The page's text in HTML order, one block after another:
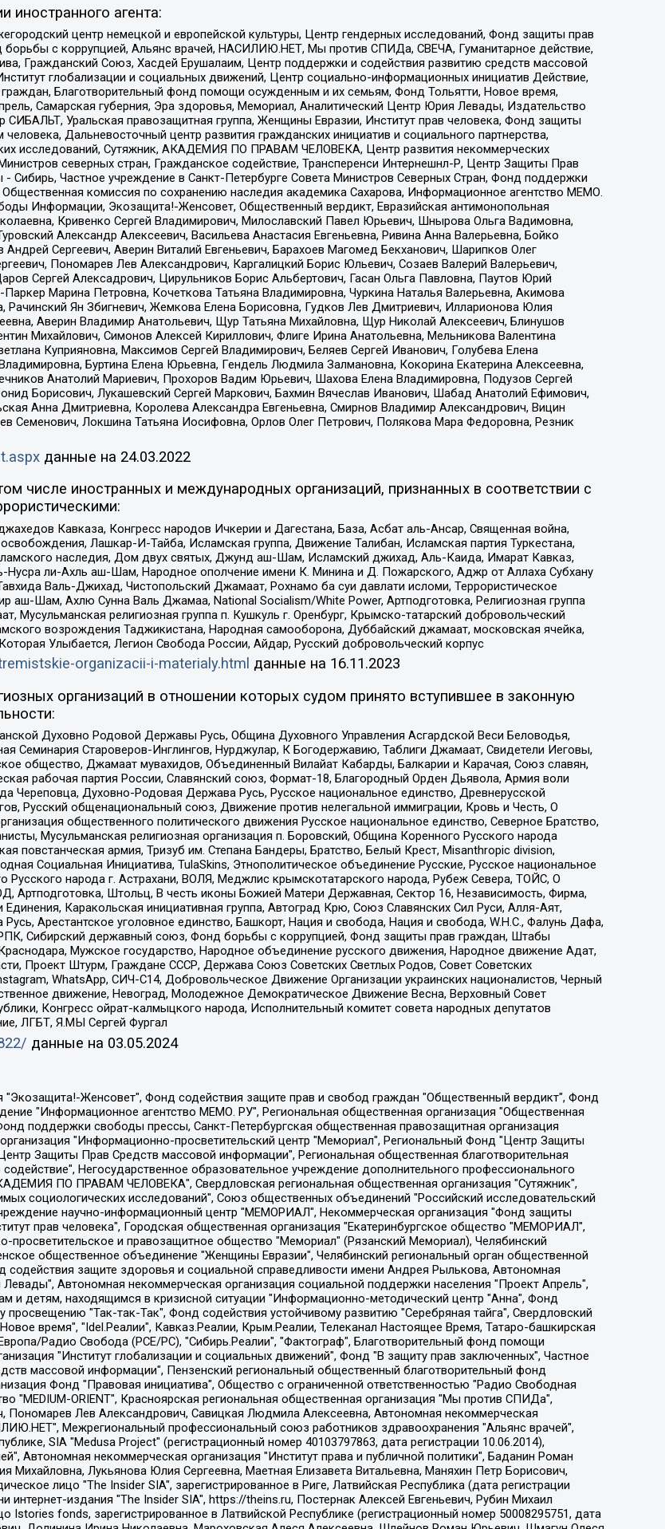
агента:
центр немецкой и европейской культуры, Центр гендерных исследований, Фонд защиты прав
борьбы с коррупцией, Альянс врачей, НАСИЛИЮ.НЕТ, Мы против СПИДа, СВЕЧА, Гуманитарное действие,
Гражданский Союз, Хасдей Ерушалаим, Центр поддержки и содействия развитию средств массовой
глобализации и социальных движений, Центр социально-информационных инициатив Действие,
Благотворительный фонд помощи осужденным и их семьям, Фонд Тольятти, Новое время,
Самарская губерния, Эра здоровья, Мемориал, Аналитический Центр Юрия Левады, Издательство
Уральская правозащитная группа, Женщины Евразии, Институт прав человека, Фонд защиты
Дальневосточный центр развития гражданских инициатив и социального партнерства,
исследований, Сутяжник, АКАДЕМИЯ ПО ПРАВАМ ЧЕЛОВЕКА, Центр развития некоммерческих
северных стран, Гражданское содействие, Трансперенси Интернешнл-Р, Центр Защиты Прав
Сибирь, Частное учреждение в Санкт-Петербурге Совета Министров Северных Стран, Фонд поддержки
комиссия по сохранению наследия академика Сахарова, Информационное агентство МЕМО.
Информации, Экозащита!-Женсовет, Общественный вердикт, Евразийская антимонопольная
Кривенко Сергей Владимирович, Милославский Павел Юрьевич, Шнырова Ольга Вадимовна,
Александр Алексеевич, Васильева Анастасия Евгеньевна, Ривина Анна Валерьевна, Бойко
Сергеевич, Аверин Виталий Евгеньевич, Барахоев Магомед Бекханович, Шарипков Олег
Пономарев Лев Александрович, Каргалицкий Борис Юльевич, Созаев Валерий Валерьевич,
Сергей Алексадрович, Цирульников Борис Альбертович, Гасан Ольга Павловна, Паутов Юрий
Марина Петровна, Кочеткова Татьяна Владимировна, Чуркина Наталья Валерьевна, Акимова
Рачинский Ян Збигневич, Жемкова Елена Борисовна, Гудков Лев Дмитриевич, Илларионова Юлия
Аверин Владимир Анатольевич, Щур Татьяна Михайловна, Щур Николай Алексеевич, Блинушов
Михайлович, Симонов Алексей Кириллович, Флиге Ирина Анатольевна, Мельникова Валентина
Куприяновна, Максимов Сергей Владимирович, Беляев Сергей Иванович, Голубева Елена
Буртина Елена Юрьевна, Гендель Людмила Залмановна, Кокорина Екатерина Алексеевна,
Анатолий Мариевич, Прохоров Вадим Юрьевич, Шахова Елена Владимировна, Подузов Сергей
Борисович, Лукашевский Сергей Маркович, Бахмин Вячеслав Иванович, Шабад Анатолий Ефимович,
Анна Дмитриевна, Королева Александра Евгеньевна, Смирнов Владимир Александрович, Вицин
Семенович, Локшина Татьяна Иосифовна, Орлов Олег Петрович, Полякова Мара Федоровна, Резник
данные на 24.03.2022
числе иностранных и международных организаций, признанных в соответствии с
Кавказа, Конгресс народов Ичкерии и Дагестана, База, Асбат аль-Ансар, Священная война,
Лашкар-И-Тайба, Исламская группа, Движение Талибан, Исламская партия Туркестана,
наследия, Дом двух святых, Джунд аш-Шам, Исламский джихад, Аль-Каида, Имарат Кавказ,
ли-Ахль аш-Шам, Народное ополчение имени К. Минина и Д. Пожарского, Аджр от Аллаха Субхану
Валь-Джихад, Чистопольский Джамаат, Рохнамо ба суи давлати исломи, Террористическое
аш-Шам, Ахлю Сунна Валь Джамаа, National Socialism/White Power, Артподготовка, Религиозная группа
Мусульманская религиозная группа п. Кушкуль г. Оренбург, Крымско-татарский добровольческий
возрождения Таджикистана, Народная самооборона, Дуббайский джамаат, московская ячейка,
Улыбается, Легион Свобода России, Айдар, Русский добровольческий корпус
organizacii-i-materialy.html данные на 16.11.2023
организаций в отношении которых судом принято вступившее в законную
Духовно Родовой Державы Русь, Община Духовного Управления Асгардской Веси Беловодья,
Семинария Староверов-Инглингов, Нурджулар, К Богодержавию, Таблиги Джамаат, Свидетели Иеговы,
общество, Джамаат мувахидов, Объединенный Вилайат Кабарды, Балкарии и Карачая, Союз славян,
рабочая партия России, Славянский союз, Формат-18, Благородный Орден Дьявола, Армия воли
Череповца, Духовно-Родовая Держава Русь, Русское национальное единство, Древнерусской
Русский общенациональный союз, Движение против нелегальной иммиграции, Кровь и Честь, О
общественного политического движения Русское национальное единство, Северное Братство,
Мусульманская религиозная организация п. Боровский, Община Коренного Русского народа
повстанческая армия, Тризуб им. Степана Бандеры, Братство, Белый Крест, Misanthropic division,
Социальная Инициатива, TulaSkins, Этнополитическое объединение Русские, Русское национальное
народа г. Астрахани, ВОЛЯ, Меджлис крымскотатарского народа, Рубеж Севера, ТОЙС, О
Артподготовка, Штольц, В честь иконы Божией Матери Державная, Сектор 16, Независимость, Фирма,
Каракольская инициативная группа, Автоград Крю, Союз Славянских Сил Руси, Алля-Аят,
Арестантское уголовное единство, Башкорт, Нация и свобода, Нация и свобода, W.H.С., Фалунь Дафа,
Сибирский державный союз, Фонд борьбы с коррупцией, Фонд защиты прав граждан, Штабы
Мужское государство, Народное объединение русского движения, Народное движение Адат,
Проект Штурм, Граждане СССР, Держава Союз Советских Светлых Родов, Совет Советских
WhatsApp, СИЧ-С14, Добровольческое Движение Организации украинских националистов, Черный
движение, Невоград, Молодежное Демократическое Движение Весна, Верховный Совет
Конгресс ойрат-калмыцкого народа, Исполнительный комитет совета народных депутатов
ЛГБТ, Я.МЫ Сергей Фургал
данные на 03.05.2024
Некоммерческая организация "Фонд по борьбе с коррупцией", Автономная некоммерческая организация "Институт права и публичной политики", Баданин Роман Сергеевич, Гликин Максим Александрович, Железнова Мария Михайловна, Лукьянова Юлия Сергеевна, Маетная Елизавета Витальевна, Маняхин Петр Борисович, Чуракова Ольга Владимировна, Ярош Юлия Петровна, Юридическое лицо "The Insider SIA", зарегистрированное в Риге, Латвийская Республика (дата регистрации 26.06.2015), являющееся администратором доменного имени интернет-издания "The Insider SIA", https://theins.ru, Постернак Алексей Евгеньевич, Рубин Михаил Аркадьевич, Анин Роман Александрович, Юридическое лицо Istories fonds, зарегистрированное в Латвийской Республике (регистрационный номер 50008295751, дата регистрации 24.02.2020), Великовский Дмитрий Александрович, Долинина Ирина Николаевна, Мароховская Алеся Алексеевна, Шлейнов Роман Юрьевич, Шмагун Олеся Валентиновна, Общество с ограниченной ответственностью "Альтаир 2021", Общество с ограниченной ответственностью "Вега 2021", Общество с ограниченной ответственностью "Главный редактор 2021", Общество с ограниченной ответственностью "Ромашки монолит", Важенков Артем Валерьевич, Ивановская областная общественная организация "Центр гендерных исследований", Гурман Юрий Альбертович, Медиапроект "ОВД-Инфо", Егоров Владимир Владимирович, Жилинский Владимир Александрович, Общество с ограниченной ответственностью "ЗП", Иванова София Юрьевна, Карезина Инна Павловна, Кильтау Екатерина Викторовна, Петров Алексей Викторович, Пискунов Сергей Евгеньевич, Смирнов Сергей Сергеевич, Тихонов Михаил Сергеевич, Общество с ограниченной ответственностью "ЖУРНАЛИСТ-ИНОСТРАННЫЙ АГЕНТ", Арапова Галина Юрьевна, Вольтская Татьяна Анатольевна, Американская компания "Mason G.E.S. Anonymous Foundation" (США), являющаяся владельцем интернет-издания https://mnews.world/, Компания "Stichting Bellingcat", зарегистрированная в Нидерландах (дата регистрации 11.07.2018), Захаров Андрей Вячеславович, Клепиковская Екатерина Дмитриевна, Общество с ограниченной ответственностью "МЕМО", Перл Роман Александрович, Симонов Евгений Алексеевич, Соловьева Елена Анатольевна, Сотников Даниил Владимирович, Сурначева Елизавета Дмитриевна, Автономная некоммерческая организация по защите прав человека и информированию населения "Якутия – Наше Мнение", Общество с ограниченной ответственностью "Москоу диджитал медиа", с 26.01.2023 Общество с ограниченной ответственностью "Чайка Белые сады", Ветошкина Валерия Валерьевна, Заговора Максим Александрович, Межрегиональное общественное движение "Российская ЛГБТ - сеть", Оленичев Максим Владимирович, Павлов Иван Юрьевич, Скворцова Елена Сергеевна, Общество с ограниченной ответственностью "Как бы инагент", Кочетков Игорь Викторович, Общество с ограниченной ответственностью "Честные выборы", Еланчик Олег Александрович, Общество с ограниченной ответственностью "Нобелевский призыв", Гималова Регина Эмилевна, Григорьев Андрей Валерьевич, Григорьева Алина Александровна, Ассоциация по содействию защите прав призывников, альтернативнослужащих и военнослужащих "Правозащитная группа "Гражданин.Армия.Право", Хисамова Регина Фаритовна, Автономная некоммерческая организация по реализации социально-правовых программ "Лилит", Дальневосточное общественное движение "Маяк", Санкт-Петербургская ЛГБТ-инициативная группа "Выход", Инициативная группа ЛГБТ+ "Реверс", Алексеев Андрей Викторович, Бекбулатова Таисия Львовна, Беляев Иван Михайлович, Владыкина Елена Сергеевна, Гельман Марат Александрович, Никульшина Вероника Юрьевна, Толоконникова Надежда Андреевна, Шендерович Виктор Анатольевич, Общество с ограниченной ответственностью "Данное сообщение", Общество с ограниченной ответственностью Издательский дом "Новая глава", Айнбиндер Александра Александровна, Московский комьюнити-центр для ЛГБТ+инициатив, Благотворительный фонд развития филантропии, Deutsche Welle (Германия, Kurt-Schumacher-Strasse 3, 53113 Bonn), Борзунова Мария Михайловна, Воробьев Виктор Викторович, Голубева Анна Львовна, Константинова Алла Михайловна, Малкова Ирина Владимировна, Мурадов Мурад Абдулгалимович, Осетинская Елизавета Николаевна, Понасенков Евгений Николаевич, Ганапольский Матвей Юрьевич, Киселев Евгений Алексеевич, Борухович Ирина Григорьевна, Дремин Иван Тимофеевич, Дубровский Дмитрий Викторович, Красноярская региональная общественная организация поддержки и развития альтернативных образовательных технологий и межкультурных коммуникаций "ИНТЕРРА", Маяковская Екатерина Алексеевна, Фейгин Марк Захарович, Филимонов Андрей Викторович, Дзугкоева Регина Николаевна, Доброхотов Роман Александрович, Дудь Юрий Александрович, Елкин Сергей Владимирович, Кругликов Кирилл Игоревич, Сабунаева Мария Леонидовна, Семенов Алексей Владимирович, Шаинян Карен Багратович, Шульман Екатерина Михайловна, Асафьев Артур Валерьевич, Вахштайн Виктор Семенович, Венедиктов Алексей Алексеевич, Лушникова Екатерина Евгеньевна, Волков Леонид Михайлович, Невзоров Александр Глебович, Пархоменко Сергей Борисович, Сироткин Ярослав Николаевич, Кара-Мурза Владимир Владимирович, Баранова Наталья Владимировна, Гозман Леонид Яковлевич, Кагарлицкий Борис Юльевич, Климарев Михаил Валерьевич, Милов Владимир Станиславович, Автономная некоммерческая организация Краснодарский центр современного искусства "Типография", Моргенштерн Алишер Тагирович, Соболь Любовь Эдуардовна, Общество с ограниченной ответственностью "ЛИЗА НОРМ", Каспаров Гарри Кимович, Ходорковский Михаил Борисович, Общество с ограниченной ответственностью "Апрельские тезисы", Данилович Ирина Брониславовна, Кашин Олег Владимирович, Петров Николай Владимирович, Пивоваров Алексей Владимирович, Соколов Михаил Владимирович, Цветкова Юлия Владимировна, Чичваркин Евгений Александрович, Комитет против пыток/Команда против пыток, Общество с ограниченной ответственностью "Первый научный", Общество с ограниченной ответственностью "Вертолет и ко", Белоцерковская Вероника Борисовна, Кац Максим Евгеньевич, Лазарева Татьяна Юрьевна, Шаведдинов Руслан Табризович, Яшин Илья Валерьевич, Общество с ограниченной ответственностью "Иноагент ААВ", Алешковский Дмитрий Петрович, Альбац Евгения Марковна, Быков Дмитрий Львович, Галямина Юлия Евгеньевна, Лойко Сергей Леонидович, Мартынов Кирилл Константинович, Медведев Сергей Александрович, Крашенинников Федор Геннадиевич, Гордеева Катерина Вл